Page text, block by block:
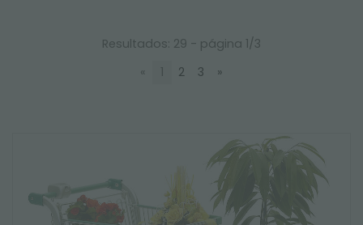
Resultados: 29 - página 1/3
«
1 2 3 »